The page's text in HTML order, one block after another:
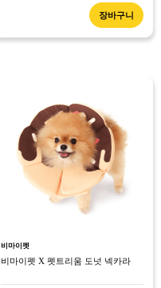
장바구니
비마이펫
비마이펫 X 펫트리움 도넛 넥카라